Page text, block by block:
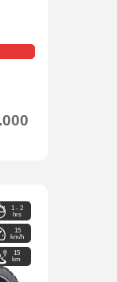
1 - 2
hrs
15
km/h
15
km